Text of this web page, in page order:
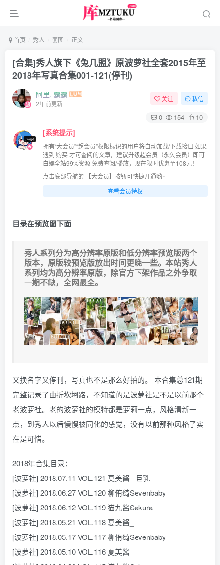
首页 秀人 套图 正文
[合集]秀人旗下《兔几盟》原波萝社全套2015年至
2018年写真合集001-121(停刊)
阿里, 霸霸
2年前更新
关注 私信
0 154 10
[系统提示]
拥有“大会员”“超会员”权限标识的用户将自动加载/下载接口 如果
遇到 购买 才可查阅的文章，建议升级超会员（永久会员）即可
白嫖全站99%资源 免费查阅/播放，现在限时优惠至108元！
点击底部导航的 【大会员】按钮可快捷开通哟~
查看会员特权
目录在预览图下面
秀人系列分为高分辨率原版和低分辨率预览版两个
版本，原版较预览版放出时间更晚一些。本站秀人
系列均为高分辨率原版，除官方下架作品之外争取
一期不缺，全网最全。
又换名字又停刊，写真也不是那么好拍的。 本合集总121期
完整记录了曲折坎坷路，不知道的是波萝社是不是以前那个
老波萝社。老的波萝社的模特都是萝莉一点，风格清新一
点，到秀人以后慢慢被同化的感觉，没有以前那种风格了实
在是可惜。
2018年合集目录：
[波萝社] 2018.07.11 VOL.121 夏美酱_ 巨乳
[波萝社] 2018.06.27 VOL.120 柳侑绮Sevenbaby
[波萝社] 2018.06.12 VOL.119 猫九酱Sakura
[波萝社] 2018.05.21 VOL.118 夏美酱_
[波萝社] 2018.05.17 VOL.117 柳侑绮Sevenbaby
[波萝社] 2018.05.10 VOL.116 夏美酱_